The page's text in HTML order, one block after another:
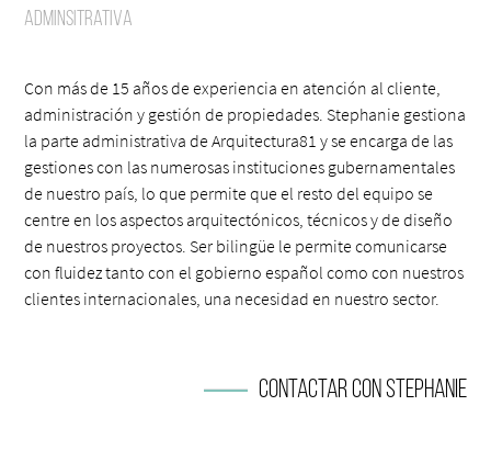
Adminsitrativa
Con más de 15 años de experiencia en atención al cliente,
administración y gestión de propiedades. Stephanie gestiona
la parte administrativa de Arquitectura81 y se encarga de las
gestiones con las numerosas instituciones gubernamentales
de nuestro país, lo que permite que el resto del equipo se
centre en los aspectos arquitectónicos, técnicos y de diseño
de nuestros proyectos. Ser bilingüe le permite comunicarse
con fluidez tanto con el gobierno español como con nuestros
clientes internacionales, una necesidad en nuestro sector.
Contactar con Stephanie